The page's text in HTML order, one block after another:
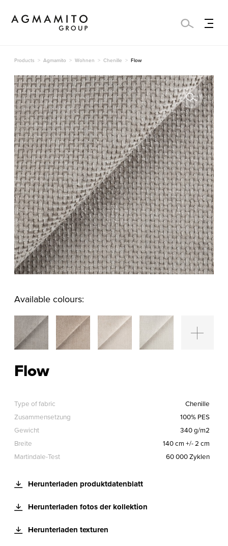
Products Agmamito Wohnen Chenille Flow
Available colours:
Flow
Type of fabric
Chenille
Zusammensetzung
100% PES
Gewicht
340 g/m2
Breite
140 cm +/- 2 cm
Martindale-Test
60 000 Zyklen
Herunterladen produktdatenblatt
Herunterladen fotos der kollektion
Herunterladen texturen